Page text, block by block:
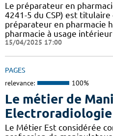
Le préparateur en
4241-5 du CSP) est
préparateur en pharmacie
pharmacie à usage
15/04/2025 17:00
PAGES
relevance: 100%
Le métier de
Le Métier Est considérée